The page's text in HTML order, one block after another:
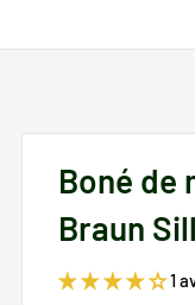
Boné de
Braun
1